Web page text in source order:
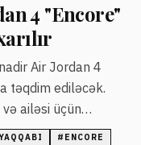
4 "Encore"
Air Jordan 4
təqdim ediləcək.
ailəsi üçün
# ENCORE